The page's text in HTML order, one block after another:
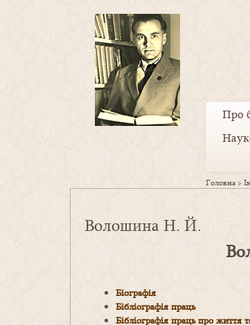
Про
Головна >
Волошина Н. Й.
Біографія
Бібліографія праць
Бібліографія праць про життя